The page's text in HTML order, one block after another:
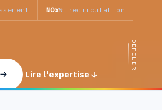
NOx& recirculation
Lire l'expertise
DÉFILER